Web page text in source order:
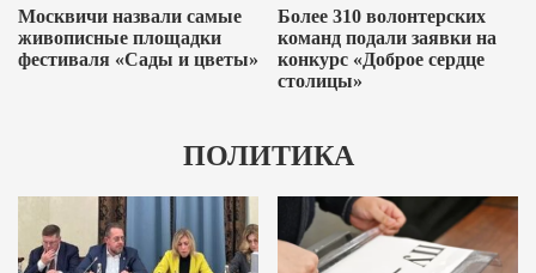
Москвичи назвали самые
живописные площадки
фестиваля «Сады и цветы»
Более 310 волонтерских
команд подали заявки на
конкурс «Доброе сердце
столицы»
ПОЛИТИКА